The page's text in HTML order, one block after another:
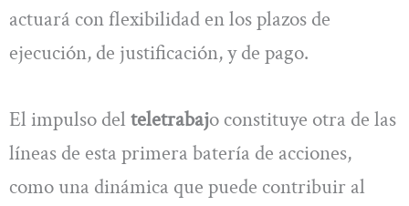
actuará con flexibilidad en los plazos de
ejecución, de justificación, y de pago.
El impulso del teletrabajo constituye otra de las
líneas de esta primera batería de acciones,
como una dinámica que puede contribuir al